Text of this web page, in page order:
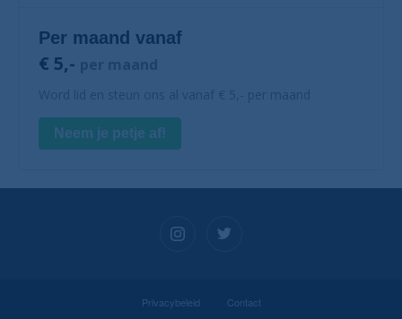
Per maand vanaf
€ 5,- per maand
Word lid en steun ons al vanaf € 5,- per maand
Neem je petje af!
Privacybeleid Contact